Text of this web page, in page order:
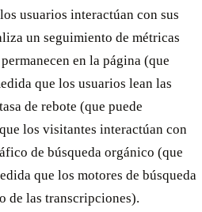
usuarios interactúan con sus
un seguimiento de métricas
en la página (que
que los usuarios lean las
de rebote (que puede
los visitantes interactúan con
de búsqueda orgánico (que
que los motores de búsqueda
de las transcripciones).